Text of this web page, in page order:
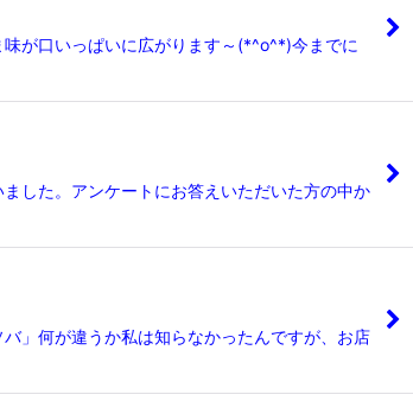
が口いっぱいに広がります～(*^o^*)今までに
した。アンケートにお答えいただいた方の中か
」何が違うか私は知らなかったんですが、お店